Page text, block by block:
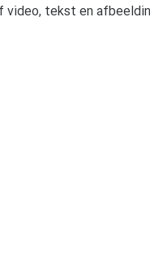
tekst en